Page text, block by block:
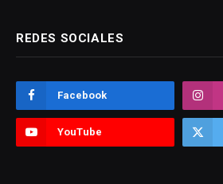
REDES SOCIALES
Facebook
YouTube